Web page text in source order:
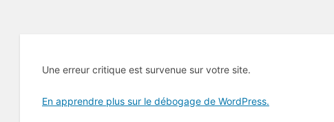
Une erreur critique est survenue sur votre site.
En apprendre plus sur le débogage de WordPress.